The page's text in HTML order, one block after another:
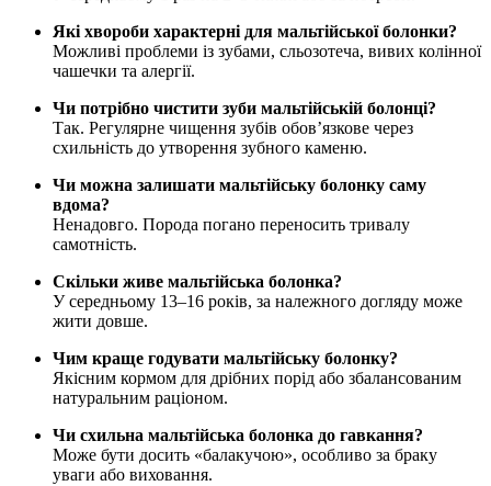
Які хвороби характерні для мальтійської болонки?
Можливі проблеми із зубами, сльозотеча, вивих колінної
чашечки та алергії.
Чи потрібно чистити зуби мальтійській болонці?
Так. Регулярне чищення зубів обов’язкове через
схильність до утворення зубного каменю.
Чи можна залишати мальтійську болонку саму
вдома?
Ненадовго. Порода погано переносить тривалу
самотність.
Скільки живе мальтійська болонка?
У середньому 13–16 років, за належного догляду може
жити довше.
Чим краще годувати мальтійську болонку?
Якісним кормом для дрібних порід або збалансованим
натуральним раціоном.
Чи схильна мальтійська болонка до гавкання?
Може бути досить «балакучою», особливо за браку
уваги або виховання.